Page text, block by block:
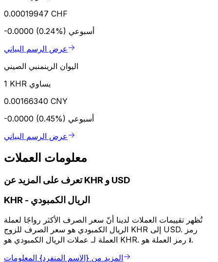
0.00019947 CHF
-0.0000 (0.24%) أسبوعي
عرض الرسم البياني
اليوان الرينمنبي الصيني
1 KHR يساوي
0.00166340 CNY
-0.0000 (0.45%) أسبوعي
عرض الرسم البياني
معلومات العملات
تعرف على المزيد عن KHR و USD
KHR - الريال الكمبودي
تُظهر تقييمات العملات لدينا أنّ سعر الصرف الأكثر رواجًا لعملة
الريال الكمبودي هو سعر الصرف للزوج KHR إلى USD. رمز
العملة لـ عملات الريال الكمبودي هو KHR. رمز العملة هو ៛.
المزيد من {الاسم المنفرد} المعلومات